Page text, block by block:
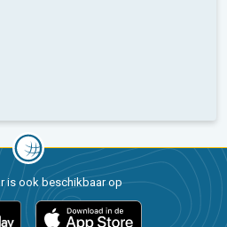
is ook beschikbaar op